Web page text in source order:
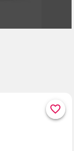
favorite_border